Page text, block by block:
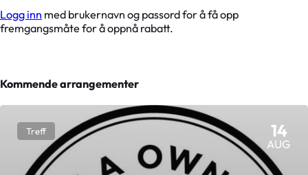
Logg inn med brukernavn og passord for å få opp
fremgangsmåte for å oppnå rabatt.
Kommende arrangementer
Treff 14
AUG